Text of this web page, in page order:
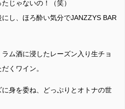
じゃないの！（笑）
し、ほろ酔い気分でJANZZYS BAR
ム酒に浸したレーズン入り生チョ
くワイン。
身を委ね、どっぷりとオトナの世